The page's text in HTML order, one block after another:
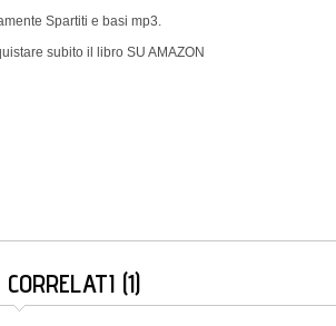
Spartiti e basi mp3.
subito il libro SU AMAZON
(1)